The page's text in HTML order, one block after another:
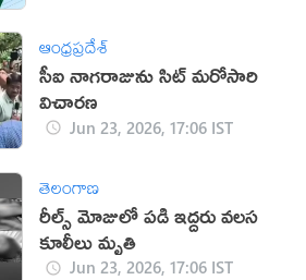
ఆంధ్రప్రదేశ్
సీఐ నాగరాజును సిట్ మరోసారి
విచారణ
Jun 23, 2026, 17:06 IST
తెలంగాణ
రీల్స్ మోజులో పడి ఇద్దరు వలస
కూలీలు మృతి
Jun 23, 2026, 17:06 IST